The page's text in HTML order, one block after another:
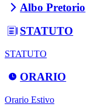
Albo Pretorio
STATUTO
STATUTO
ORARIO
Orario Estivo